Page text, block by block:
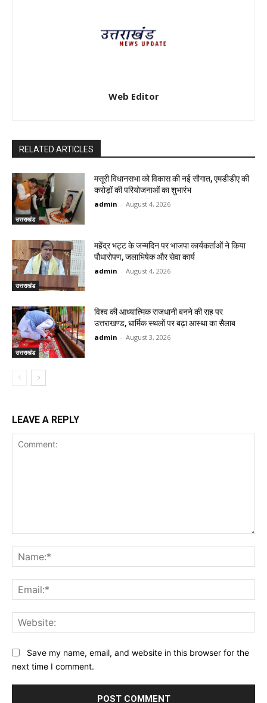
Web Editor
RELATED ARTICLES
उत्तराखंड
मसूरी विधानसभा को विकास की नई सौगात, एमडीडीए की
करोड़ों की परियोजनाओं का शुभारंभ
admin - August 4, 2026
उत्तराखंड
महेंद्र भट्ट के जन्मदिन पर भाजपा कार्यकर्ताओं ने किया
पौधारोपण, जलाभिषेक और सेवा कार्य
admin - August 4, 2026
उत्तराखंड
विश्व की आध्यात्मिक राजधानी बनने की राह पर
उत्तराखण्ड, धार्मिक स्थलों पर बढ़ा आस्था का सैलाब
admin - August 3, 2026
LEAVE A REPLY
Save my name, email, and website in this browser for the
next time I comment.